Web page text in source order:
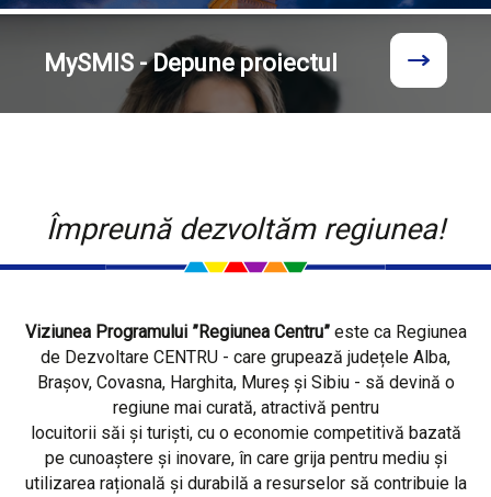
MySMIS - Depune proiectul
Împreună dezvoltăm regiunea!
Viziunea Programului ”Regiunea Centru”este ca Regiunea
de Dezvoltare CENTRU - care grupează județele Alba,
Brașov, Covasna, Harghita, Mureș și Sibiu - să devină o
regiune mai curată, atractivă pentru
locuitorii săi și turiști, cu o economie competitivă bazată
pe cunoaștere și inovare, în care grija pentru mediu și
utilizarea rațională și durabilă a resurselor să contribuie la